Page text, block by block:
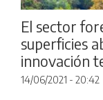
El sector
superficies
innovación
14/06/2021 - 20:42